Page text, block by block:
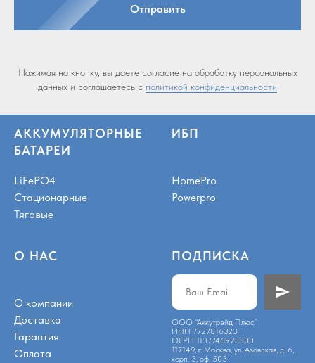
Отправить
Нажимая на кнопку, вы даете согласие на обработку персональных
данных и соглашаетесь c политикой конфиденциальности
АККУМУЛЯТОРНЫЕ
БАТАРЕИ
LiFePO4
Стационарные
Тяговые
ИБП
HomePro
Powerpro
О НАС
О компании
Доставка
Гарантия
Оплата
ПОДПИСКА
ООО "Аккутрэйд Плюс"
ИНН 7727816323
ОГРН 1137746925800
117149, г. Москва, ул. Азовская, д. 6,
корп. 3, оф. 503